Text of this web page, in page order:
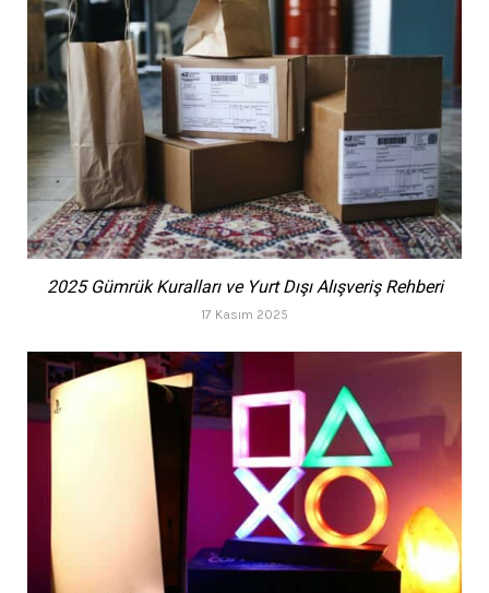
2025 Gümrük Kuralları ve Yurt Dışı Alışveriş Rehberi
17 Kasım 2025